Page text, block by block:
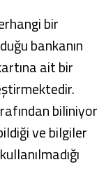
bir
bankanın
ait bir
biliniyor
ve bilgiler